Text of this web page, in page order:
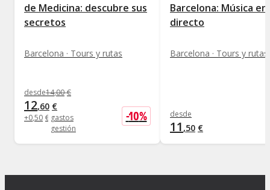
de Medicina: descubre sus
secretos
Barcelona · Tours y rutas
desde14,00 €
12,60 €
+0,50 € gastos
gestión
-10%
Barcelona: Música en
directo
Barcelona · Tours y rutas
desde
11 ,50 €